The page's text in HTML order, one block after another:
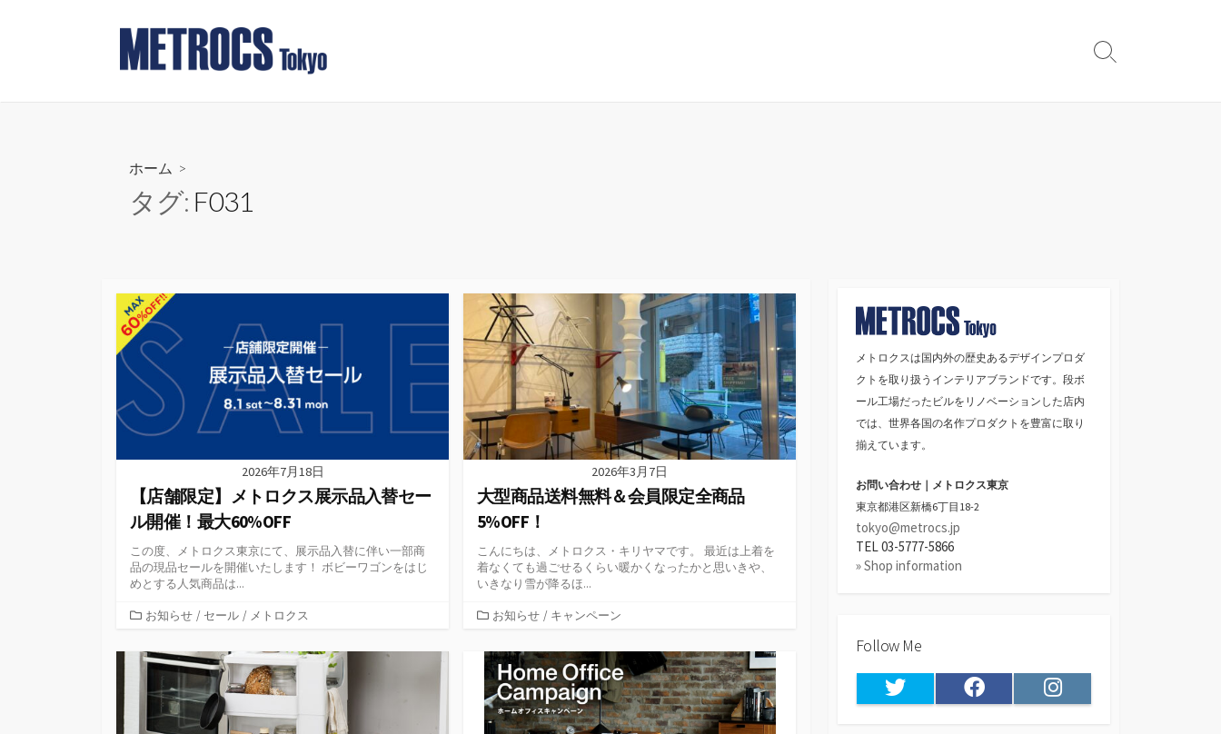
ツ
検
ホーム >
タグ: F031
2026年7月18日
【店舗限定】メトロクス展示品入替セー
ル開催！最大60%OFF
この度、メトロクス東京にて、展示品入替に伴い一部商
品の現品セールを開催いたします！ ボビーワゴンをはじ
めとする人気商品は...
カ
ゴ
お知らせ / セール / メトロクス
2026年3月7日
大型商品送料無料＆会員限定全商品
5%OFF！
こんにちは、メトロクス・キリヤマです。 最近は上着を
着なくても過ごせるくらい暖かくなったかと思いきや、
いきなり雪が降るほ...
カ
ゴ
リ
ー
お知らせ / キャンペーン
メトロクスは国内外の歴史あるデザインプロダ
クトを取り扱うインテリアブランドです。段ボ
ール工場だったビルをリノベーションした店内
では、世界各国の名作プロダクトを豊富に取り
揃えています。
お問い合わせ｜メトロクス東京
東京都港区新橋6丁目18-2
tokyo@metrocs.jp
TEL 03-5777-5866
» Shop information
Follow Me
Twitter Facebook Instagram